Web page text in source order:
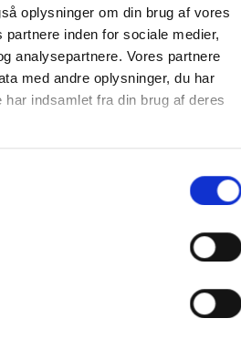
oplysninger om din brug af vores
inden for sociale medier,
analysepartnere. Vores partnere
med andre oplysninger, du har
indsamlet fra din brug af deres
Vulkan magnet